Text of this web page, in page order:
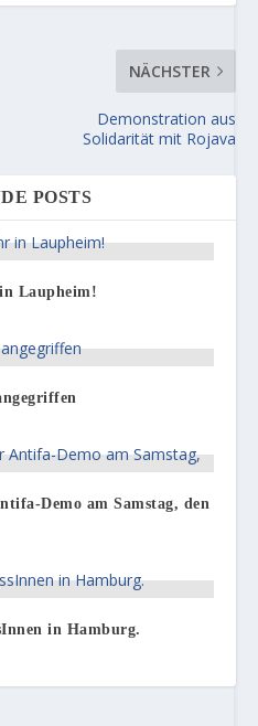
NÄCHSTER
Demonstration aus
Solidarität mit Rojava
POSTS
Laupheim!
Demo am Samstag, den
in Hamburg.